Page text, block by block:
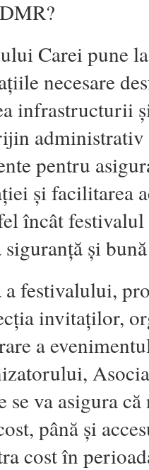
Carei pune
necesare
infrastructurii
administrativ
pentru
și facilitarea
încât festivalul
și
festivalului,
invitaților,
a
se va asigura
până și
cost în